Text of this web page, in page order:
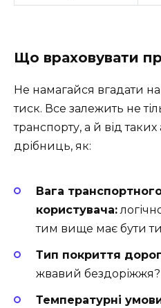
Що враховувати
Не намагайся вгадати
тиск. Все залежить не
транспорту, а й від
дрібниць, як:
Вага
користувача:
тим вище має бути
Тип покриття
жвавий бездоріжжя?
Температурні